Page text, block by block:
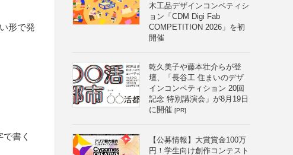
形で発
書く
木工品デザインコンペティシ
ョン「CDM Digi Fab
COMPETITION 2026」を初
開催
乾久美子や藤本壮介らが登
壇、「長谷工 住まいのデザ
インコンペティション 20回
記念 特別講演会」が8月19日
に開催 [PR]
【公募情報】大賞賞金100万
円！学生向け創作コンテスト